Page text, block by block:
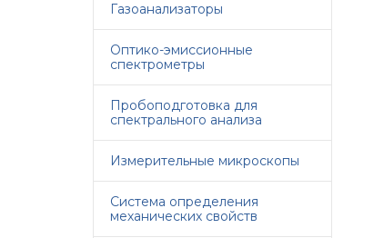
Газоанализаторы
Оптико-эмиссионные
спектрометры
Пробоподготовка для
спектрального анализа
Измерительные микроскопы
Система определения
механических свойств